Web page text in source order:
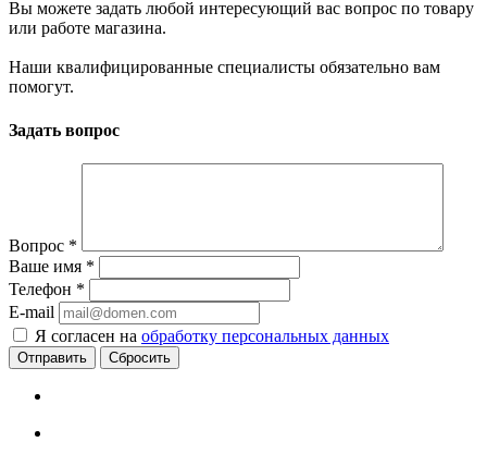
Вы можете задать любой интересующий вас вопрос по товару
или работе магазина.
Наши квалифицированные специалисты обязательно вам
помогут.
Задать вопрос
Вопрос *
Ваше имя *
Телефон *
E-mail
Я согласен на обработку персональных данных
Сбросить